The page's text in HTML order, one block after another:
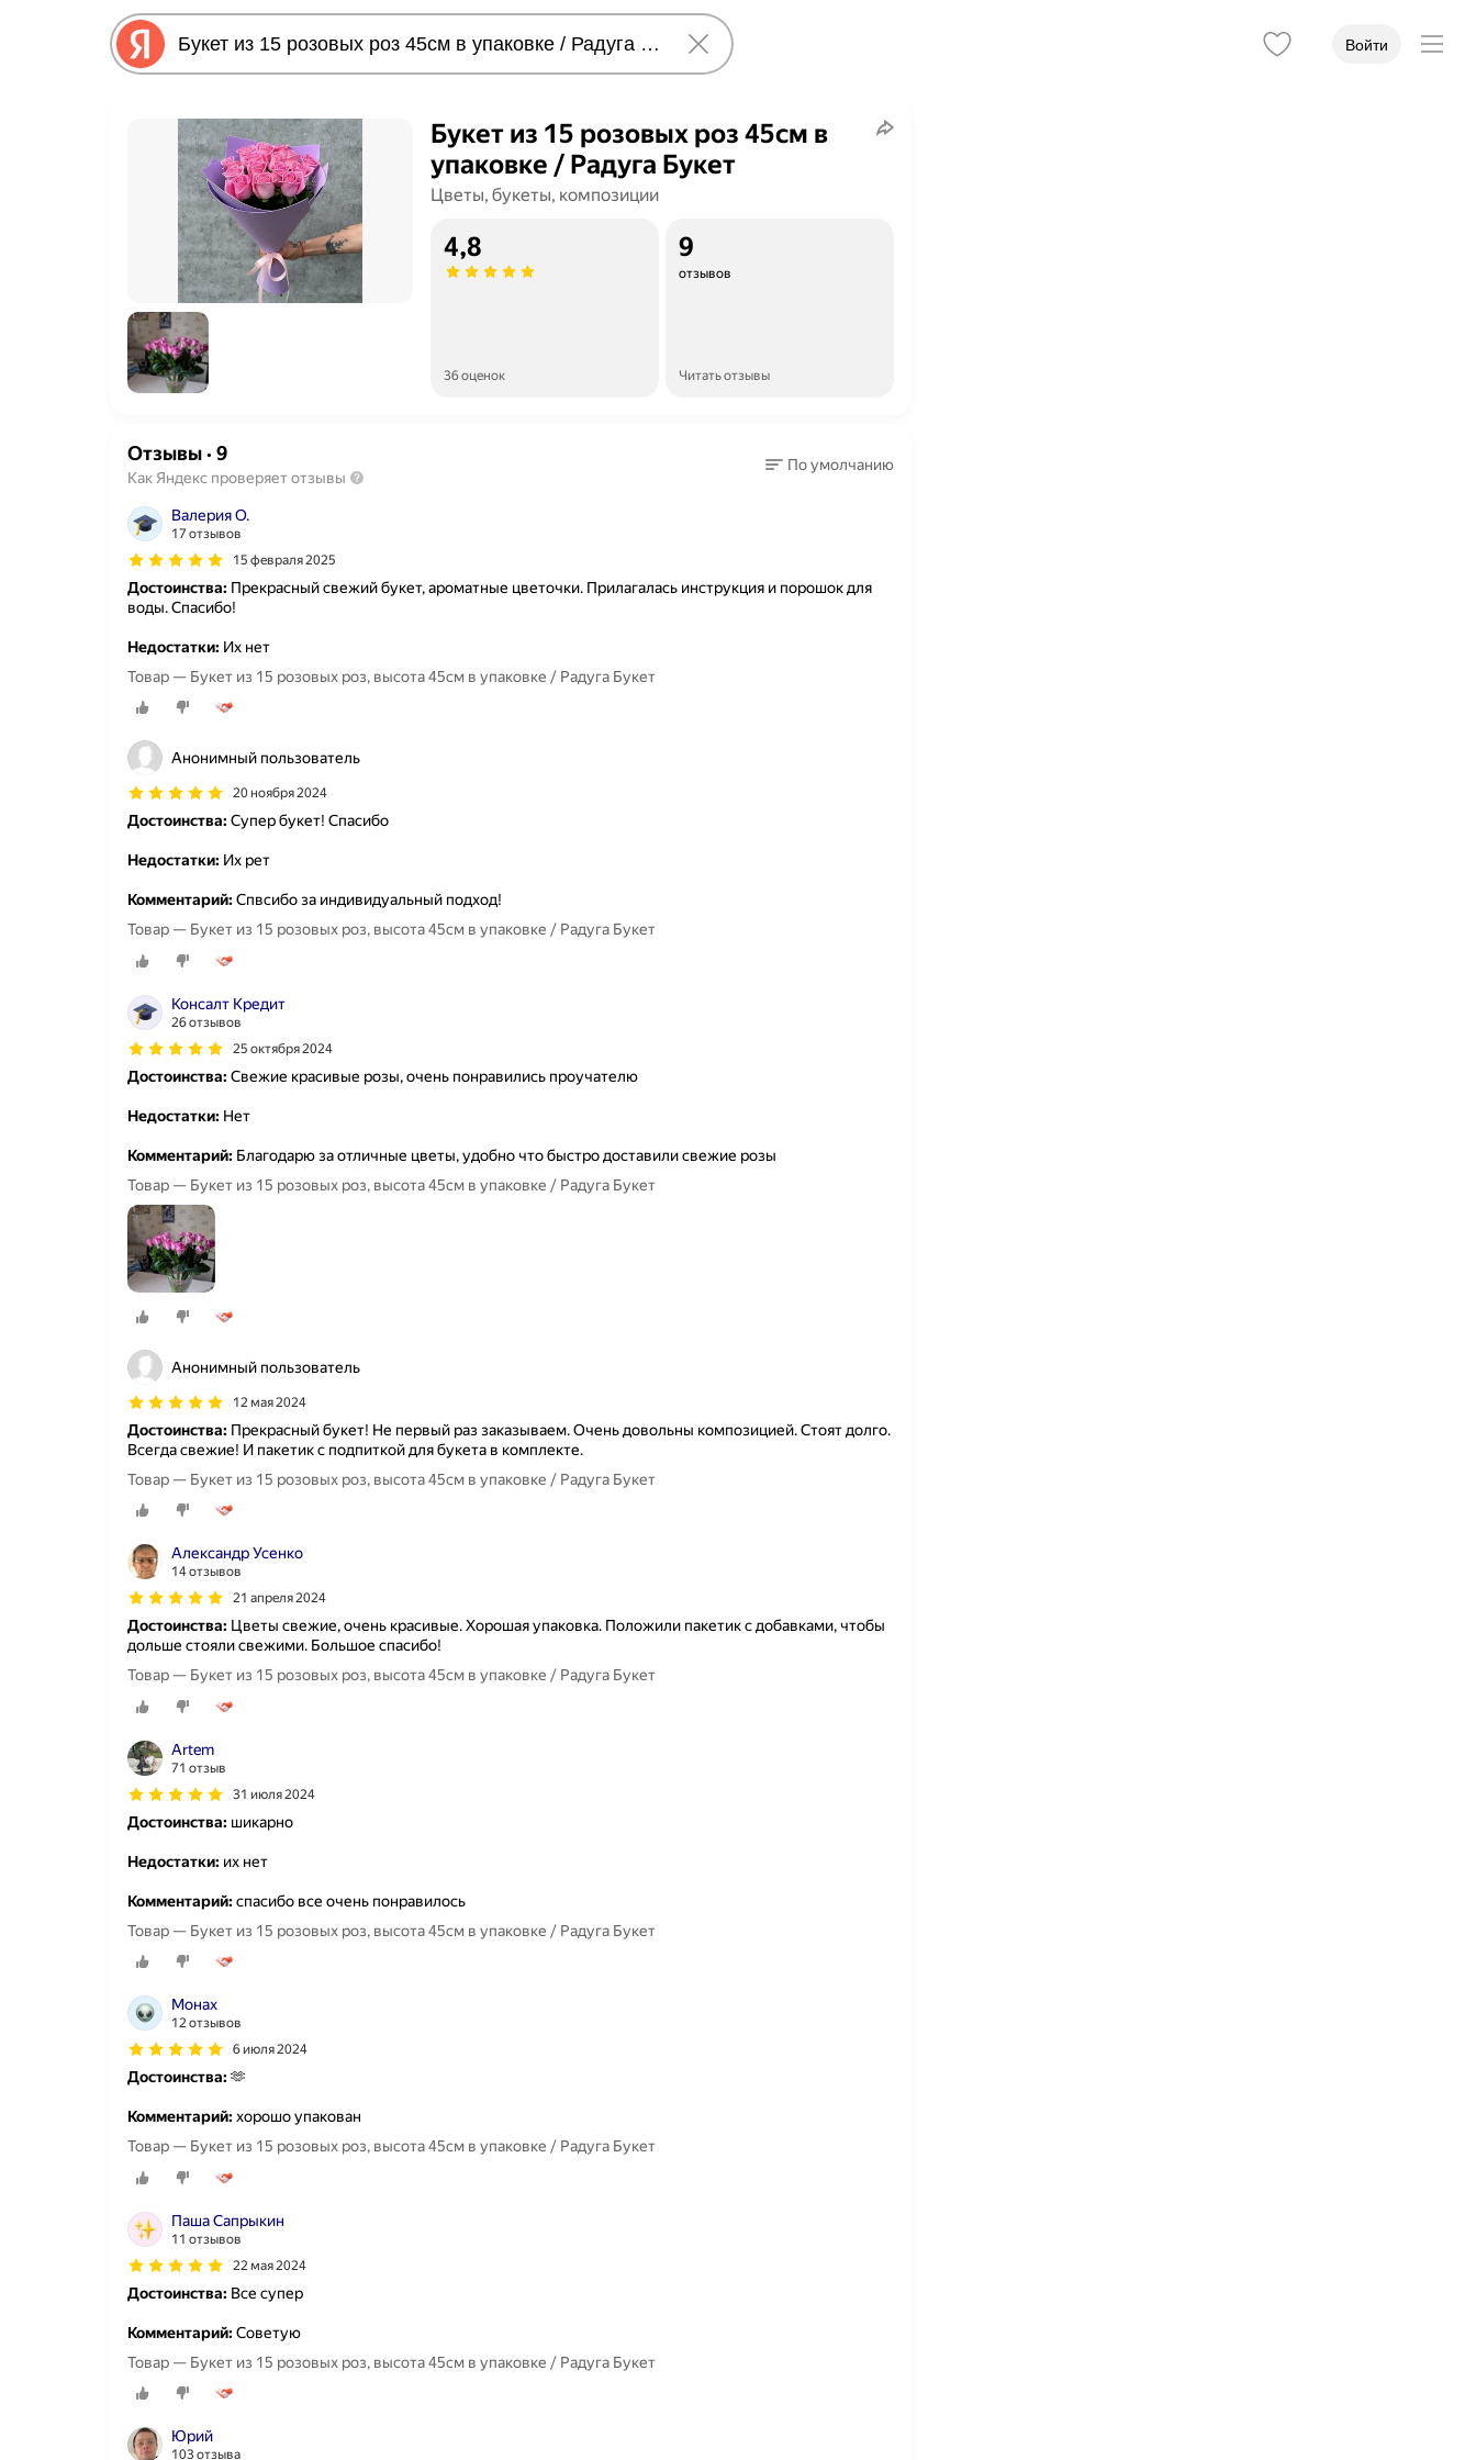
Войти
Букет из 15 розовых роз 45см в
упаковке / Радуга Букет
Цветы, букеты, композиции
4,8
36 оценок
9
отзывов
Читать отзывы
Отзывы· 9
Как Яндекс проверяет отзывы
По умолчанию
Валерия О.
17 отзывов
15 февраля 2025
Достоинства: Прекрасный свежий букет, ароматные цветочки. Прилагалась инструкция и порошок для
воды. Спасибо!
Недостатки: Их нет
Товар — Букет из 15 розовых роз, высота 45см в упаковке / Радуга Букет
Анонимный пользователь
20 ноября 2024
Достоинства:Супер букет! Спасибо
Недостатки: Их рет
Комментарий:Спвсибо за индивидуальный подход!
Товар — Букет из 15 розовых роз, высота 45см в упаковке / Радуга Букет
Консалт Кредит
26 отзывов
25 октября 2024
Достоинства:Свежие красивые розы, очень понравились проучателю
Недостатки: Нет
Комментарий: Благодарю за отличные цветы, удобно что быстро доставили свежие розы
Товар — Букет из 15 розовых роз, высота 45см в упаковке / Радуга Букет
Анонимный пользователь
12 мая 2024
Достоинства: Прекрасный букет! Не первый раз заказываем. Очень довольны композицией. Стоят долго.
Всегда свежие! И пакетик с подпиткой для букета в комплекте.
Товар — Букет из 15 розовых роз, высота 45см в упаковке / Радуга Букет
Александр Усенко
14 отзывов
21 апреля 2024
Достоинства: Цветы свежие, очень красивые. Хорошая упаковка. Положили пакетик с добавками, чтобы
дольше стояли свежими. Большое спасибо!
Товар — Букет из 15 розовых роз, высота 45см в упаковке / Радуга Букет
Artem
71 отзыв
31 июля 2024
Достоинства: шикарно
Недостатки: их нет
Комментарий:спасибо все очень понравилось
Товар — Букет из 15 розовых роз, высота 45см в упаковке / Радуга Букет
Монах
12 отзывов
6 июля 2024
Достоинства:🫶
Комментарий:хорошо упакован
Товар — Букет из 15 розовых роз, высота 45см в упаковке / Радуга Букет
Паша Сапрыкин
11 отзывов
22 мая 2024
Достоинства: Все супер
Комментарий:Советую
Товар — Букет из 15 розовых роз, высота 45см в упаковке / Радуга Букет
Юрий
103 отзыва